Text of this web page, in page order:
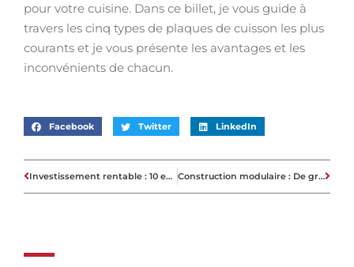
pour votre cuisine. Dans ce billet, je vous guide à
travers les cinq types de plaques de cuisson les plus
courants et je vous présente les avantages et les
inconvénients de chacun.
Facebook Twitter LinkedIn
Investissement rentable : 10 endroits où placer vos bénéfices immobiliers Construction modulaire : De grands risques mais une plus grande récompense